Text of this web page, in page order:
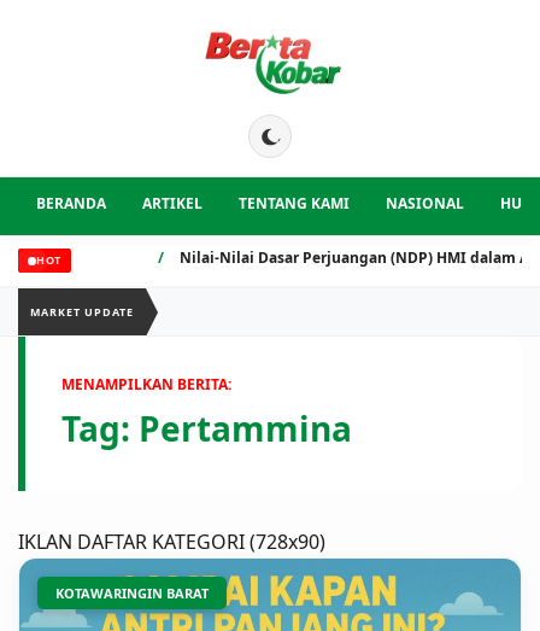
BERANDA ARTIKEL TENTANG KAMI NASIONAL
HOT Nilai-Nilai Dasar Perjuangan (NDP) HMI dalam Arus
MARKET UPDATE
MENAMPILKAN BERITA:
Tag: Pertammina
IKLAN DAFTAR KATEGORI (728x90)
KOTAWARINGIN BARAT